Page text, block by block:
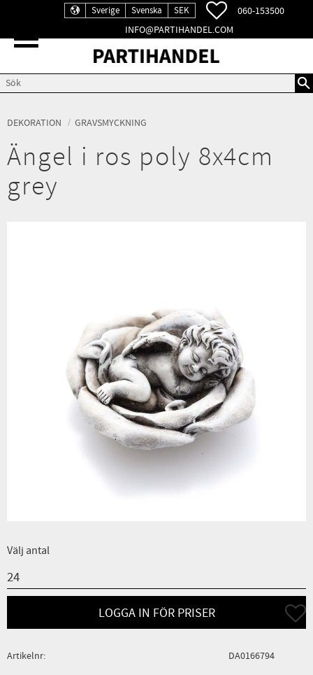
Sverige Svenska SEK FAVORITER
060-153500
INFO@PARTIHANDEL.COM
DEKORATION GRAVSMYCKNING
Ängel i ros poly 8x4cm
grey
Välj antal
LOGGA IN FÖR PRISER Lägg
Artikelnr DA0166794